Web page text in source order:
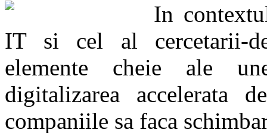
In
IT si cel al cercetarii-
elemente cheie ale
digitalizarea accelerata
companiile sa faca